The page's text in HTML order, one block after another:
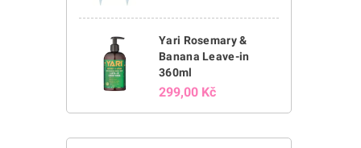
Yari Rosemary &
Banana Leave-in
360ml
299,00 Kč